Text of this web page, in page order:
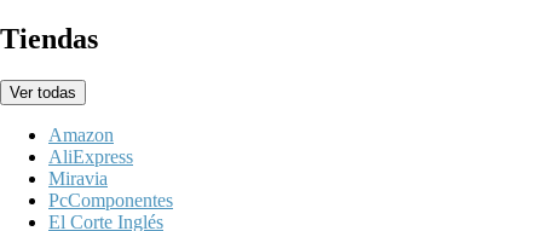
Tiendas
Ver todas
Amazon
AliExpress
Miravia
PcComponentes
El Corte Inglés